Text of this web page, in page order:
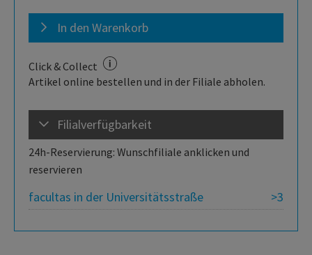
In den Warenkorb
Click & Collect
Artikel online bestellen und in der Filiale abholen.
Filialverfügbarkeit
24h-Reservierung: Wunschfiliale anklicken und
reservieren
>3
facultas in der Universitätsstraße